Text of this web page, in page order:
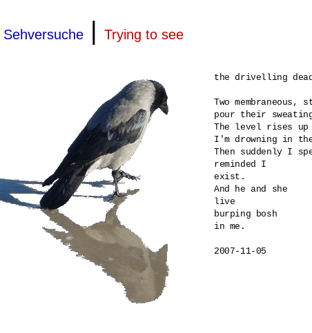
Sehversuche| Trying to see
the drivelling
Two membraneous,
pour their
The level rises up
I'm drowning in
Then suddenly I
reminded I
exist.
And he and she
live
burping bosh
in me.